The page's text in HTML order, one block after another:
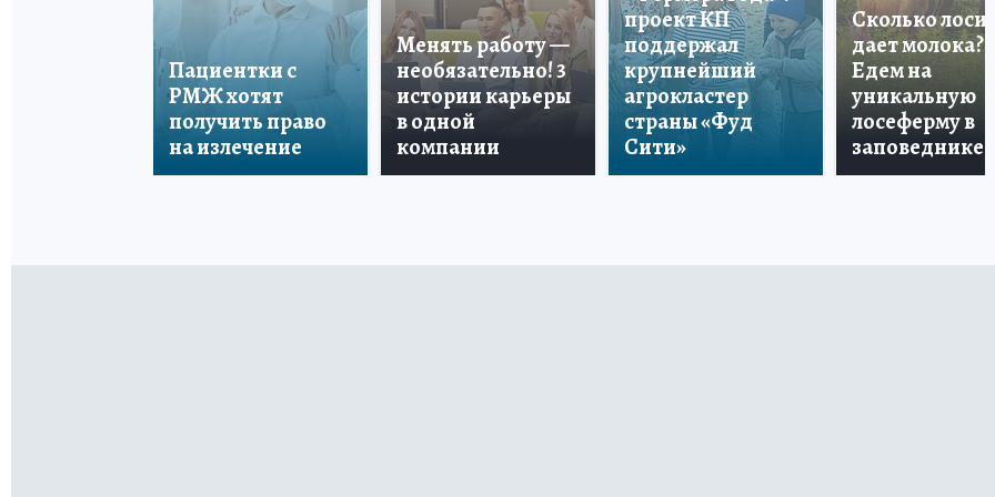
Пациентки с
РМЖ хотят
получить право
на излечение
Менять работу —
необязательно! 3
истории карьеры
в одной
компании
проект КП
поддержал
крупнейший
агрокластер
страны «Фуд
Сити»
Сколько лосиха
дает молока?
Едем на
уникальную
лосеферму в
заповеднике!